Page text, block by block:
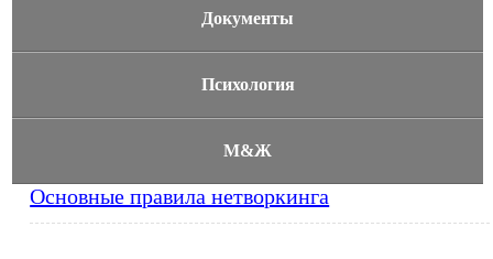
Документы
Психология
М&Ж
Основные правила нетворкинга